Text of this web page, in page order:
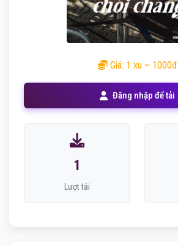
Giá: 1 xu ~ 1000đ
Đăng nhập để tải
1
Lượt tải